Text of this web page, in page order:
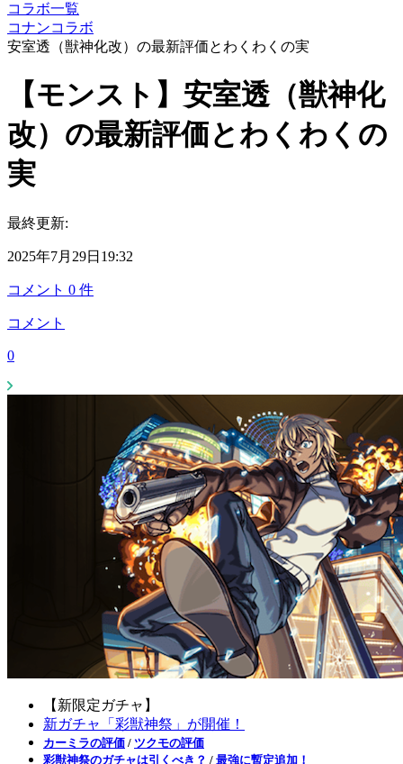
コラボ一覧
コナンコラボ
安室透（獣神化改）の最新評価とわくわくの実
【モンスト】安室透（獣神化
改）の最新評価とわくわくの
実
最終更新:
2025年7月29日19:32
コメント 0 件
コメント
0
【新限定ガチャ】
新ガチャ「彩獣神祭」が開催！
カーミラの評価 / ツクモの評価
彩獣神祭のガチャは引くべき？ / 最強に暫定追加！